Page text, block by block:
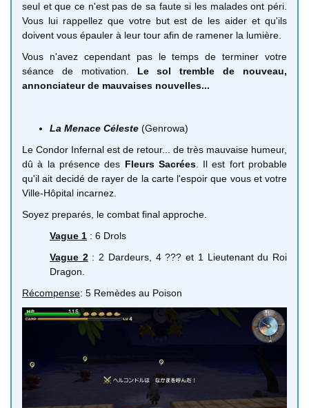
seul et que ce n'est pas de sa faute si les malades ont péri.
Vous lui rappellez que votre but est de les aider et qu'ils
doivent vous épauler à leur tour afin de ramener la lumière.
Vous n'avez cependant pas le temps de terminer votre
séance de motivation. Le sol tremble de nouveau,
annonciateur de mauvaises nouvelles...
La Menace Céleste (Genrowa)
Le Condor Infernal est de retour... de très mauvaise humeur,
dû à la présence des Fleurs Sacrées. Il est fort probable
qu'il ait decidé de rayer de la carte l'espoir que vous et votre
Ville-Hôpital incarnez.
Soyez preparés, le combat final approche.
Vague 1 : 6 Drols
Vague 2: 2 Dardeurs, 4 ??? et 1 Lieutenant du Roi
Dragon.
Récompense: 5 Remèdes au Poison